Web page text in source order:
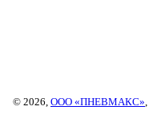
© 2026, ООО «ПНЕВМАКС»,